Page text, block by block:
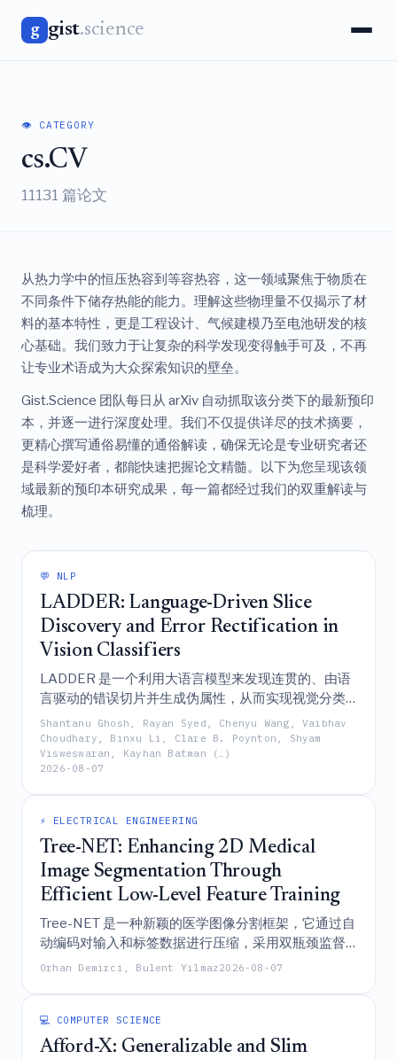
g gist.science
👁️ CATEGORY
cs.CV
11131 篇论文
从热力学中的恒压热容到等容热容，这一领域聚焦于物质在
不同条件下储存热能的能力。理解这些物理量不仅揭示了材
料的基本特性，更是工程设计、气候建模乃至电池研发的核
心基础。我们致力于让复杂的科学发现变得触手可及，不再
让专业术语成为大众探索知识的壁垒。
Gist.Science 团队每日从 arXiv 自动抓取该分类下的最新预印
本，并逐一进行深度处理。我们不仅提供详尽的技术摘要，
更精心撰写通俗易懂的通俗解读，确保无论是专业研究者还
是科学爱好者，都能快速把握论文精髓。以下为您呈现该领
域最新的预印本研究成果，每一篇都经过我们的双重解读与
梳理。
💬 NLP
LADDER: Language-Driven Slice
Discovery and Error Rectification in
Vision Classifiers
LADDER 是一个利用大语言模型来发现连贯的、由语
言驱动的错误切片并生成伪属性，从而实现视觉分类
器全面偏差缓解的新型框架，它通过整合领域知识和
高级推理，在无需显式标注的情况下，克服了传统聚
类和基于属性方法的局限性。
Shantanu Ghosh, Rayan Syed, Chenyu Wang, Vaibhav
Choudhary, Binxu Li, Clare B. Poynton, Shyam
Visweswaran, Kayhan Batman (…)
2026-08-07
⚡ ELECTRICAL ENGINEERING
Tree-NET: Enhancing 2D Medical
Image Segmentation Through
Efficient Low-Level Feature Training
Tree-NET 是一种新颖的医学图像分割框架，它通过自
动编码对输入和标签数据进行压缩，采用双瓶颈监督
机制，在显著降低计算成本和内存使用的同时，保持
Orhan Demirci, Bulent Yilmaz2026-08-07
💻 COMPUTER SCIENCE
Afford-X: Generalizable and Slim